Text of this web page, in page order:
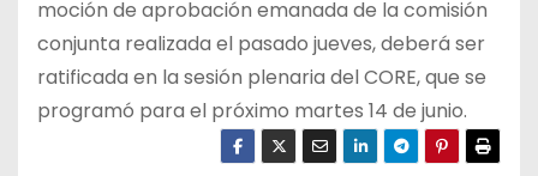
moción de aprobación emanada de la comisión
conjunta realizada el pasado jueves, deberá ser
ratificada en la sesión plenaria del CORE, que se
programó para el próximo martes 14 de junio.